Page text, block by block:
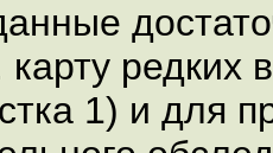
редких
1) и для